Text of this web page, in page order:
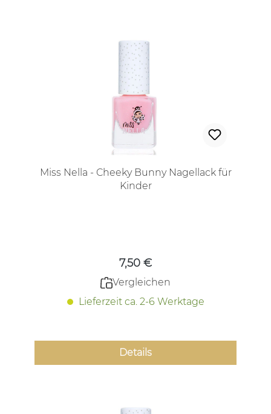
Miss Nella - Cheeky Bunny Nagellack für
Kinder
7,50 €
Vergleichen
Lieferzeit ca. 2-6 Werktage
Details